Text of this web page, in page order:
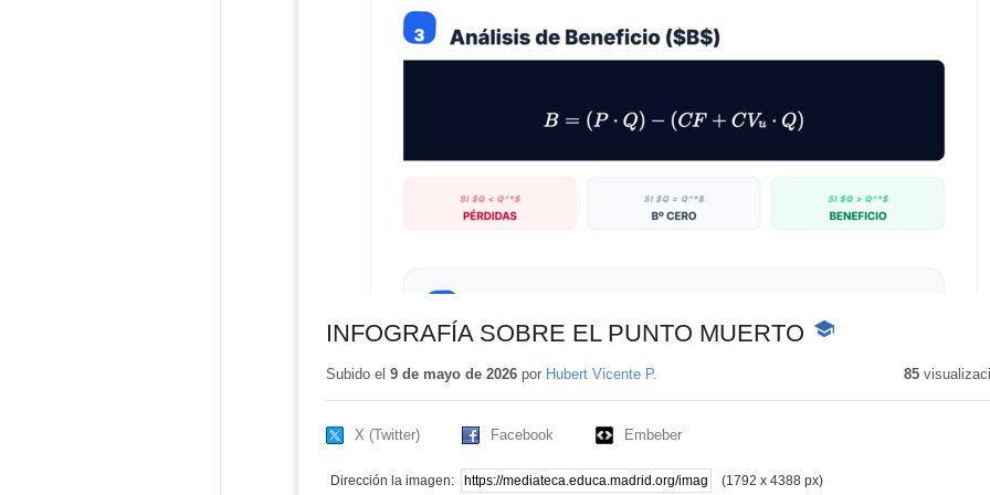
INFOGRAFÍA SOBRE EL PUNTO MUERTO
-
Subido el 9 de mayo de 2026por Hubert Vicente P. 85
X (Twitter) Facebook Embeber
Dirección la imagen: (1792 x 4388 px)